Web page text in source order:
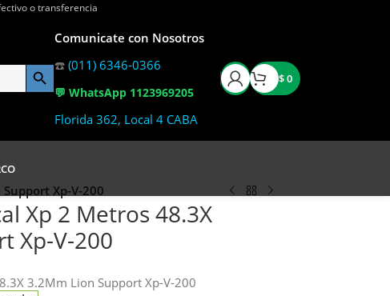
o transferencia
Comunicate con Nosotros
☎️ (011) 6346-0366
💬 WhatsApp 1123969205
Florida 362, Local 4 CABA
$0
Xp-V-200
Xp 2 Metros 48.3X
Xp-V-200
3.2Mm Lion Support Xp-V-200